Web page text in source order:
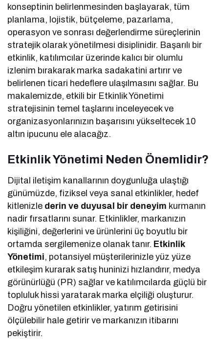
konseptinin belirlenmesinden başlayarak, tüm
planlama, lojistik, bütçeleme, pazarlama,
operasyon ve sonrası değerlendirme süreçlerinin
stratejik olarak yönetilmesi disiplinidir. Başarılı bir
etkinlik, katılımcılar üzerinde kalıcı bir olumlu
izlenim bırakarak marka sadakatini artırır ve
belirlenen ticari hedeflere ulaşılmasını sağlar. Bu
makalemizde, etkili bir Etkinlik Yönetimi
stratejisinin temel taşlarını inceleyecek ve
organizasyonlarınızın başarısını yükseltecek 10
altın ipucunu ele alacağız.
Etkinlik Yönetimi Neden Önemlidir?
Dijital iletişim kanallarının doygunluğa ulaştığı
günümüzde, fiziksel veya sanal etkinlikler, hedef
kitlenizle derin ve duyusal bir deneyim kurmanın
nadir fırsatlarını sunar. Etkinlikler, markanızın
kişiliğini, değerlerini ve ürünlerini üç boyutlu bir
ortamda sergilemenize olanak tanır. Etkinlik
Yönetimi, potansiyel müşterilerinizle yüz yüze
etkileşim kurarak satış huninizi hızlandırır, medya
görünürlüğü (PR) sağlar ve katılımcılarda güçlü bir
topluluk hissi yaratarak marka elçiliği oluşturur.
Doğru yönetilen etkinlikler, yatırım getirisini
ölçülebilir hale getirir ve markanızın itibarını
pekiştirir.